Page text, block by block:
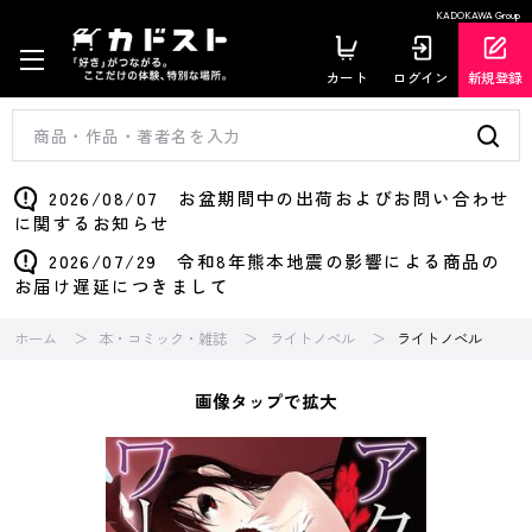
KADOKAWA Group
カート ログイン 新規登録
2026/08/07 お盆期間中の出荷およびお問い合わせ
に関するお知らせ
2026/07/29 令和8年熊本地震の影響による商品の
お届け遅延につきまして
ホーム 本・コミック・雑誌 ライトノベル ライトノベル
画像タップで拡大